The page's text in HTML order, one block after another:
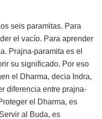
seis paramitas. Para
el vacío. Para aprender
Prajna-paramita es el
su significado. Por eso
el Dharma, decia Indra,
diferencia entre prajna-
el Dharma, es
al Buda, es